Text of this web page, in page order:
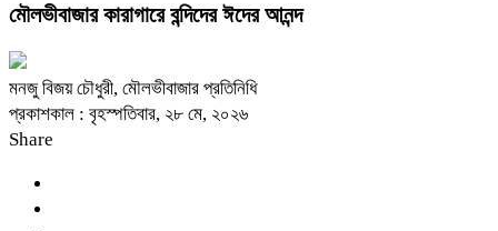
মৌলভীবাজার কারাগারে বন্দিদের ঈদের আনন্দ
মনজু বিজয় চৌধুরী, মৌলভীবাজার প্রতিনিধি
প্রকাশকাল : বৃহস্পতিবার, ২৮ মে, ২০২৬
Share